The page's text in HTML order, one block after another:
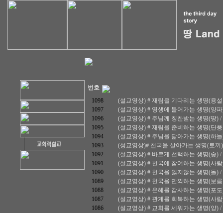
번호
1098
(설교영상) # 재림을 기다리는 생명(용
1097
(설교영상) # 영생에 들어가는 생명(양
1096
(설교영상) # 주님께 칭찬받는 생명(땅) /
1095
(설교영상) # 재림을 준비하는 생명(단
1094
(설교영상) # 주님을 닮아가는 생명(하
1093
(성교영상)# 천국을 살아가는 생명(토끼
1092
(설교영상) # 바르게 선택하는 생명(숲) /
1091
(설교영상) # 천국에 참여하는 생명(사
1090
(설교영상) # 천국을 잃지않는 생명(돌) /
1089
(설교영상) # 천국을 만끽하는 생명(보
1088
(설교영상) # 은혜를 감사하는 생명(포
1087
(설교영상) # 관계를 회복하는 생명(사
1086
(설교영상) # 교회를 세워가는 생명(양) /